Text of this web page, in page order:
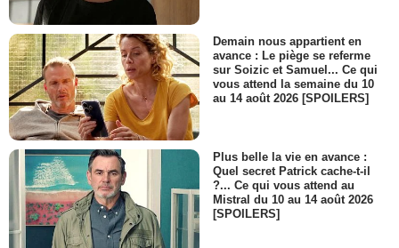
Demain nous appartient en
avance : Le piège se referme
sur Soizic et Samuel... Ce qui
vous attend la semaine du 10
au 14 août 2026 [SPOILERS]
Plus belle la vie en avance :
Quel secret Patrick cache-t-il
?... Ce qui vous attend au
Mistral du 10 au 14 août 2026
[SPOILERS]